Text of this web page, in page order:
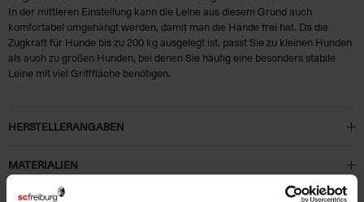
In der mittleren Einstellung kann die Leine aus diesem Grund auch
komfortabel umgehängt werden, damit man die Hände frei hat. Da die
Zugkraft für Hunde bis zu 200 kg ausgelegt ist, passt Sie zu kleinen Hunden
als auch zu großen Hunden, bei denen Sie häufig eine besonders stabile
Leine mit viel Grifffläche benötigen.
HERSTELLERANGABEN
MATERIALIEN